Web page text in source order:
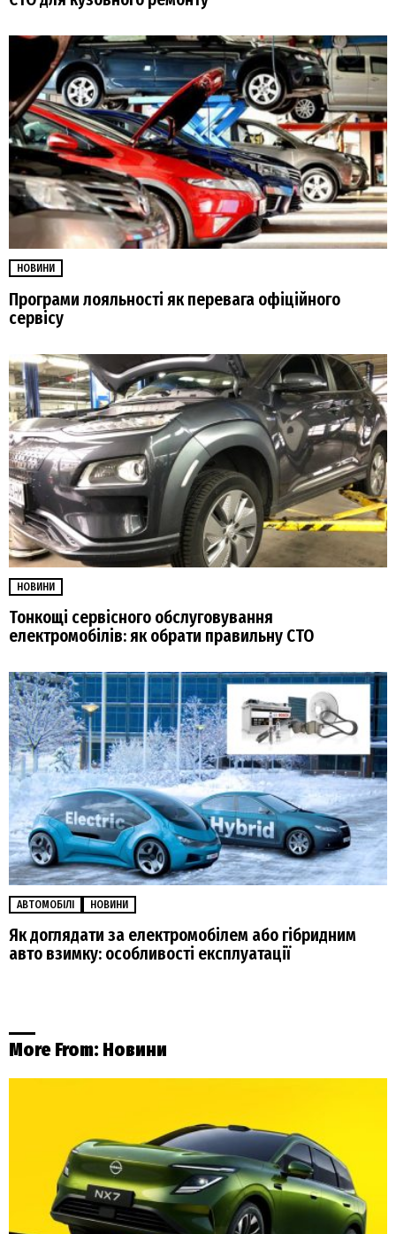
НОВИНИ
Програми лояльності як перевага офіційного
сервісу
НОВИНИ
Тонкощі сервісного обслуговування
електромобілів: як обрати правильну СТО
АВТОМОБІЛІ НОВИНИ
Як доглядати за електромобілем або гібридним
авто взимку: особливості експлуатації
More From: Новини